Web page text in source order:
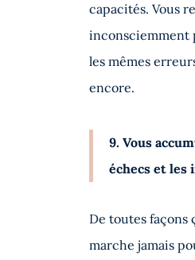
capacités. Vous
inconsciemment
les mêmes
encore.
9. Vous
échecs et les
De toutes façons
marche jamais